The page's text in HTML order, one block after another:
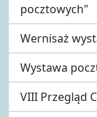
pocztowych"
Wernisaż
Wystawa
VIII Przegląd